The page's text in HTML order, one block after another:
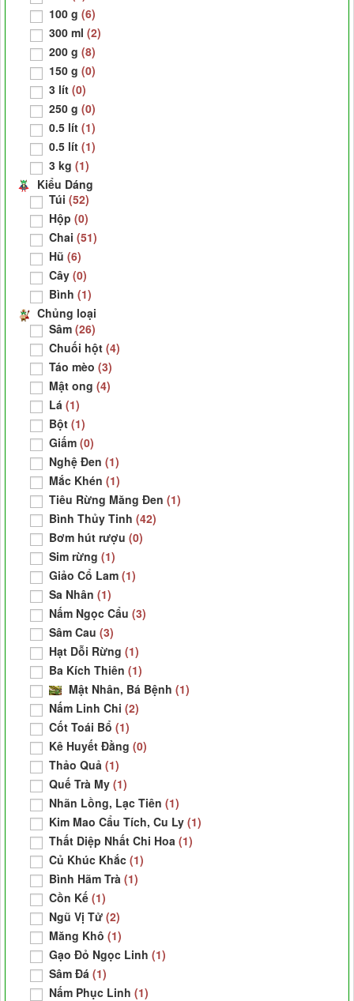
100 g (6)
300 ml (2)
200 g (8)
150 g (0)
3 lít (0)
250 g (0)
0.5 lít (1)
0.5 lít (1)
3 kg (1)
Kiểu Dáng
Túi (52)
Hộp (0)
Chai (51)
Hũ (6)
Cây (0)
Bình (1)
Chủng loại
Sâm (26)
Chuối hột (4)
Táo mèo (3)
Mật ong (4)
Lá (1)
Bột (1)
Giấm (0)
Nghệ Đen (1)
Mắc Khén (1)
Tiêu Rừng Măng Đen (1)
Bình Thủy Tinh (42)
Bơm hút rượu (0)
Sim rừng (1)
Giảo Cổ Lam (1)
Sa Nhân (1)
Nấm Ngọc Cẩu (3)
Sâm Cau (3)
Hạt Dỗi Rừng (1)
Ba Kích Thiên (1)
Mật Nhân, Bá Bệnh (1)
Nấm Linh Chi (2)
Cốt Toái Bổ (1)
Kê Huyết Đằng (0)
Thảo Quả (1)
Quế Trà My (1)
Nhãn Lồng, Lạc Tiên (1)
Kim Mao Cẩu Tích, Cu Ly (1)
Thất Diệp Nhất Chi Hoa (1)
Củ Khúc Khắc (1)
Bình Hãm Trà (1)
Cồn Kế (1)
Ngũ Vị Tử (2)
Măng Khô (1)
Gạo Đỏ Ngọc Linh (1)
Sâm Đá (1)
Nấm Phục Linh (1)